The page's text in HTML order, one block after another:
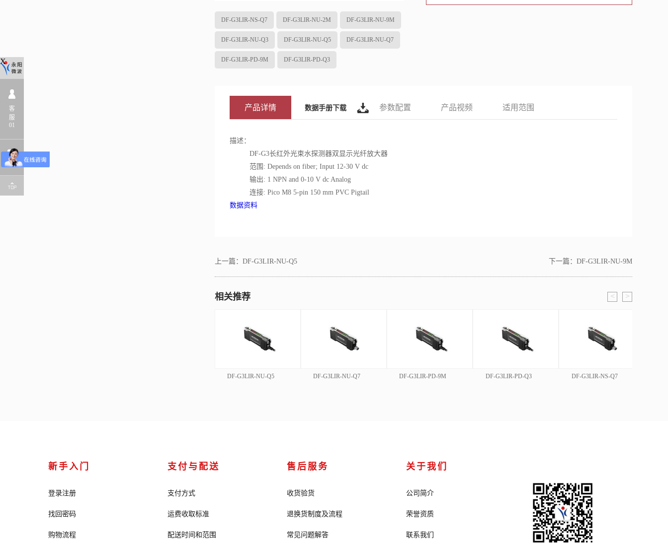
DF-G3LIR-NS-Q7 DF-G3LIR-NU-2M DF-G3LIR-NU-9M
DF-G3LIR-NU-Q3 DF-G3LIR-NU-Q5 DF-G3LIR-NU-Q7
DF-G3LIR-PD-9M DF-G3LIR-PD-Q3
产品详情 数据手册下载 参数配置 产品视频 适用范围
描述：
DF-G3长红外光束水探测器双显示光纤放大器
范围: Depends on fiber; Input 12-30 V dc
输出: 1 NPN and 0-10 V dc Analog
连接: Pico M8 5-pin 150 mm PVC Pigtail
数据资料
上一篇： DF-G3LIR-NU-Q5 下一篇： DF-G3LIR-NU-9M
相关推荐 <
DF-G3LIR-NU-Q5 DF-G3LIR-NU-Q7 DF-G3LIR-PD-9M DF-G3LIR-PD-Q3 DF-G3LIR-NS-Q7
>
新手入门
登录注册
找回密码
购物流程
支付与配送
支付方式
运费收取标准
配送时间和范围
售后服务
收货验货
退换货制度及流程
常见问题解答
关于我们
公司简介
荣誉资质
联系我们
X
客
服
01